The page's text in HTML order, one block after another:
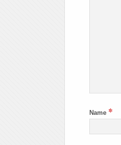
Name *